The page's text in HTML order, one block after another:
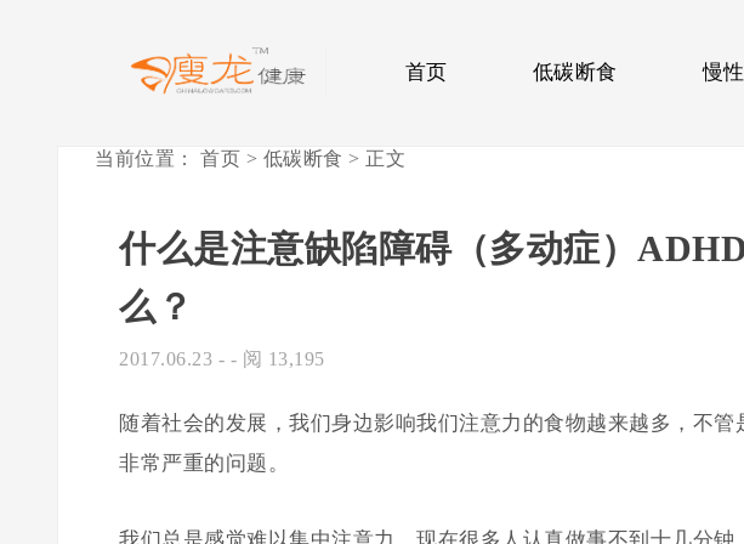
首页 低碳断食 慢
当前位置： 首页 > 低碳断食 > 正文
什么是注意缺陷障碍（多动症）
么？
2017.06.23 - - 阅 13,195
随着社会的发展，我们身边影响我们注意力的食物越来越多，不
非常严重的问题。